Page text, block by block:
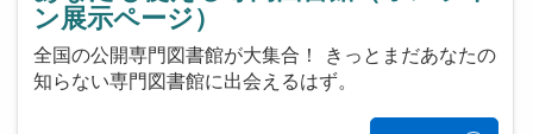
ン展示ページ）
全国の公開専門図書館が大集合！ きっとまだあなたの
知らない専門図書館に出会えるはず。